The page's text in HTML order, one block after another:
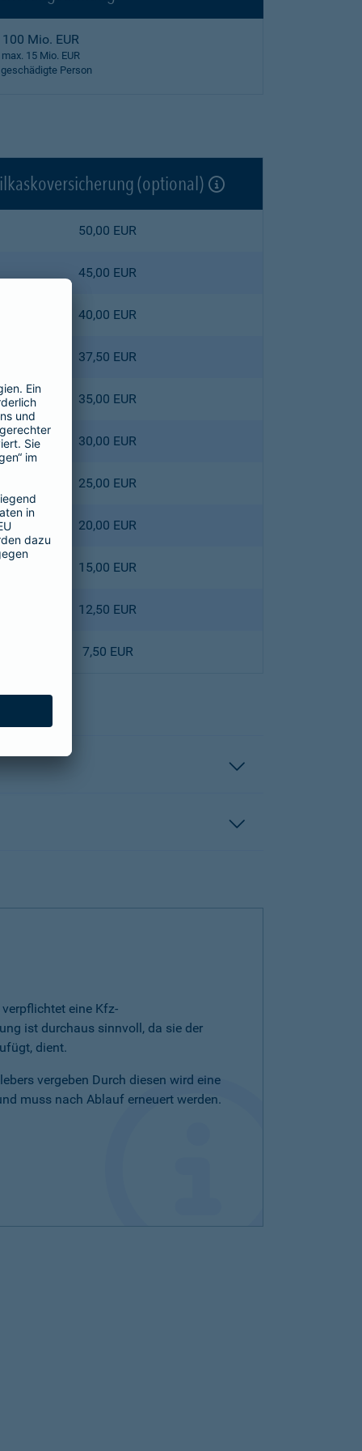
100 Mio. EUR
max. 15 Mio. EUR
Person
(optional)
50,00 EUR
45,00 EUR
40,00 EUR
37,50 EUR
35,00 EUR
30,00 EUR
25,00 EUR
20,00 EUR
15,00 EUR
12,50 EUR
7,50 EUR
eine Kfz-
ist durchaus sinnvoll, da sie der
dient.
vergeben Durch diesen wird eine
muss nach Ablauf erneuert werden.